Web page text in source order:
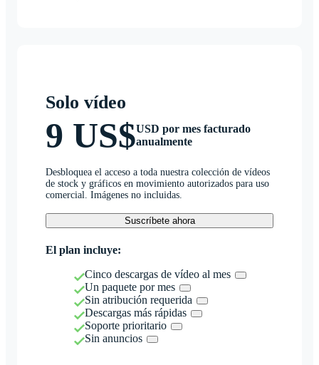
Solo vídeo
9 US$USD por mes facturado
anualmente
Desbloquea el acceso a toda nuestra colección de vídeos
de stock y gráficos en movimiento autorizados para uso
comercial. Imágenes no incluidas.
Suscríbete ahora
El plan incluye:
Cinco descargas de vídeo al mes
Un paquete por mes
Sin atribución requerida
Descargas más rápidas
Soporte prioritario
Sin anuncios